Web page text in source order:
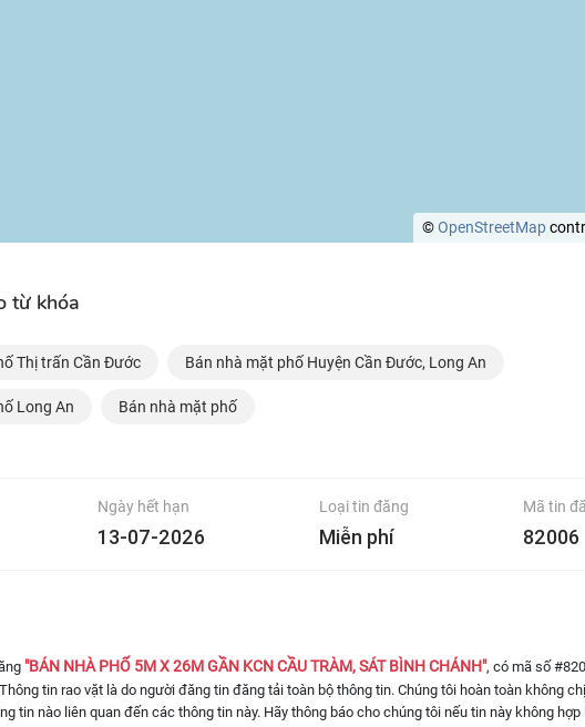
©OpenStreetMap
từ khóa
Thị trấn Cần Đước Bán nhà mặt phố Huyện Cần Đước, Long An
Long An Bán nhà mặt phố
Ngày hết hạn
13-07-2026
Loại tin đăng
Miễn phí
Mã tin
82006
"BÁN NHÀ PHỐ 5M X 26M GẦN KCN CẦU TRÀM, SÁT BÌNH CHÁNH", có mã số
tin rao vặt là do người đăng tin đăng tải toàn bộ thông tin. Chúng tôi hoàn toàn không
tin nào liên quan đến các thông tin này. Hãy thông báo cho chúng tôi nếu tin này không hợp